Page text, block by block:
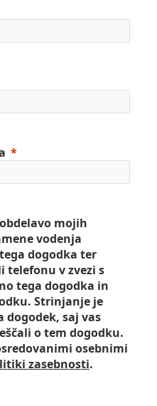
mojih
vodenja
dogodka ter
telefonu v zvezi s
tega dogodka in
Strinjanje je
dogodek, saj vas
o tem dogodku.
osebnimi
zasebnosti.